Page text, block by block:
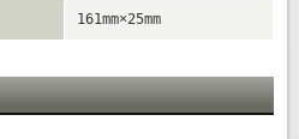
161mm×25mm